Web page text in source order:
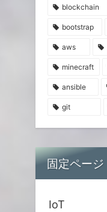
blockchain
bootstrap
aws
minecraft
ansible
git
固定ページ
IoT